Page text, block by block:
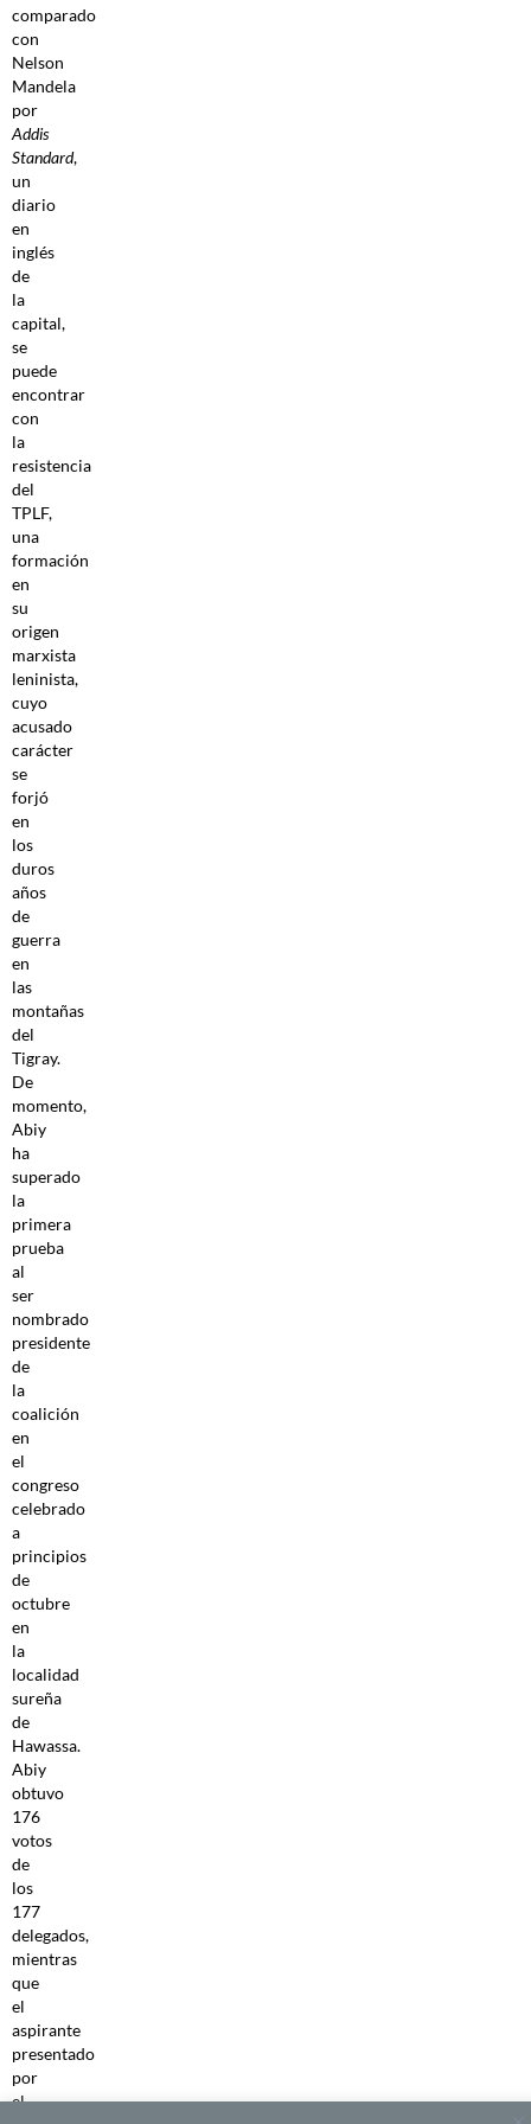
comparado
con
Nelson
Mandela
por
Addis
Standard,
un
diario
en
inglés
de
la
capital,
se
puede
encontrar
con
la
resistencia
del
TPLF,
una
formación
en
su
origen
marxista
leninista,
cuyo
acusado
carácter
se
forjó
en
los
duros
años
de
guerra
en
las
montañas
del
Tigray.
De
momento,
Abiy
ha
superado
la
primera
prueba
al
ser
nombrado
presidente
de
la
coalición
en
el
congreso
celebrado
a
principios
de
octubre
en
la
localidad
sureña
de
Hawassa.
Abiy
obtuvo
176
votos
de
los
177
delegados,
mientras
que
el
aspirante
presentado
por
el